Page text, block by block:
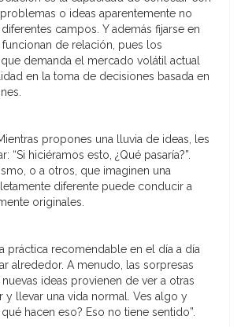
o ideas aparentemente no
campos. Y además fijarse en
de relación, pues los
demanda el mercado volátil actual
en la toma de decisiones basada en
propones una lluvia de ideas, les
“Si hiciéramos esto, ¿Qué pasaría?”.
o a otros, que imaginen una
diferente puede conducir a
originales.
práctica recomendable en el día a día
alrededor. A menudo, las sorpresas
ideas provienen de ver a otras
y llevar una vida normal. Ves algo y
hacen eso? Eso no tiene sentido”.